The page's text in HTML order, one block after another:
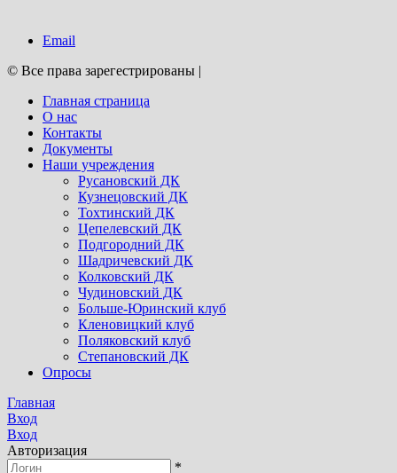
Email
© Все права зарегестрированы |
Главная страница
О нас
Контакты
Документы
Наши учреждения
Русановский ДК
Кузнецовский ДК
Тохтинский ДК
Цепелевский ДК
Подгородний ДК
Шадричевский ДК
Колковский ДК
Чудиновский ДК
Больше-Юринский клуб
Кленовицкий клуб
Поляковский клуб
Степановский ДК
Опросы
Главная
Вход
Вход
Авторизация
*